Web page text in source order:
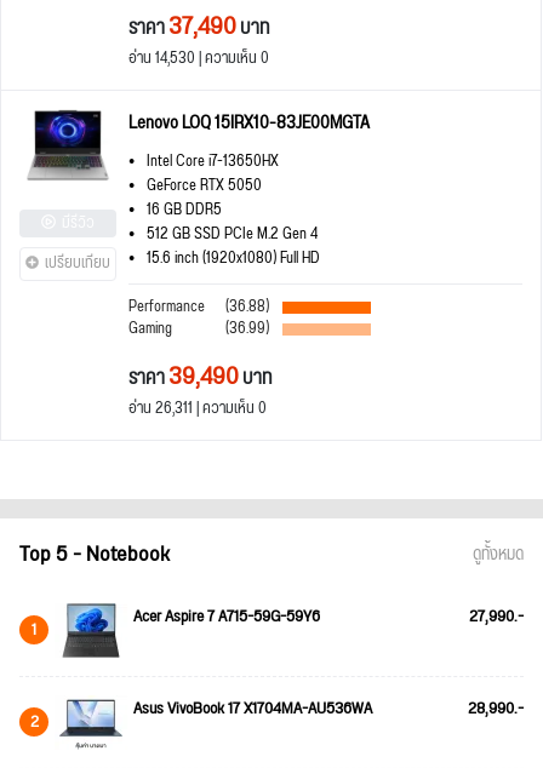
ราคา37,490บาท
อ่าน 14,530 | ความเห็น 0
เปรียบเทียบ
Lenovo LOQ 15IRX10-83JE00MGTA
Intel Core i7-13650HX
GeForce RTX 5050
16 GB DDR5
512 GB SSD PCIe M.2 Gen 4
15.6 inch (1920x1080) Full HD
Performance
(36.88)
Gaming (36.99)
ราคา39,490บาท
อ่าน 26,311 | ความเห็น 0
Top 5 - Notebook ดูทั้งหมด
1 Acer Aspire 7 A715-59G-59Y6 27,990.-
2 Asus VivoBook 17 X1704MA-AU536WA 28,990.-